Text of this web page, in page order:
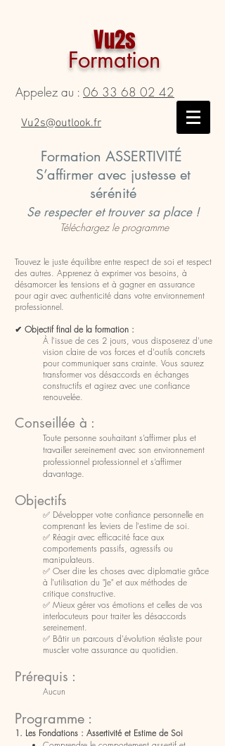
Vu2s
Formation
Appelez au : 06 33 68 02 42
Vu2s@outlook.fr
Formation ASSERTIVITÉ
S’affirmer avec justesse et
sérénité
Se respecter et trouver sa place !
Téléchargez le programme
Trouvez le juste équilibre entre respect de soi et respect
des autres. Apprenez à exprimer vos besoins, à
désamorcer les tensions et à gagner en assurance
pour agir avec authenticité dans votre environnement
professionnel.
✔ Objectif final de la formation :
À l'issue de ces 2 jours, vous disposerez d'une
vision claire de vos forces et d'outils concrets
pour communiquer sans crainte. Vous saurez
transformer vos désaccords en échanges
constructifs et agirez avec une confiance
renouvelée.
Conseillée à :
Toute personne souhaitant s’affirmer plus et
travailler sereinement avec son environnement
professionnel professionnel et s’affirmer
davantage.
Objectifs
✅ Développer votre confiance personnelle en
comprenant les leviers de l'estime de soi.
✅ Réagir avec efficacité face aux
comportements passifs, agressifs ou
manipulateurs.
✅ Oser dire les choses avec diplomatie grâce
à l'utilisation du "Je" et aux méthodes de
critique constructive.
✅ Mieux gérer vos émotions et celles de vos
interlocuteurs pour traiter les désaccords
sereinement.
✅ Bâtir un parcours d'évolution réaliste pour
muscler votre assurance au quotidien.
Prérequis :
Aucun
Programme :
1. Les Fondations : Assertivité et Estime de Soi